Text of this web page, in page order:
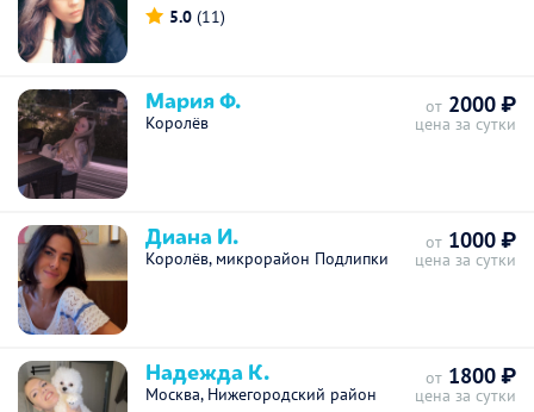
5.0 (11)
Мария Ф.
Королёв
от 2000 ₽
цена за сутки
Диана И.
Королёв, микрорайон Подлипки
от 1000 ₽
цена за сутки
Надежда К.
Москва, Нижегородский район
от 1800 ₽
цена за сутки